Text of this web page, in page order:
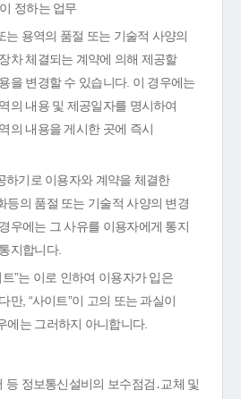
정하는 업무
는 용역의 품절 또는 기술적 사양의
차 체결되는 계약에 의해 제공할
을 변경할 수 있습니다. 이 경우에는
의 내용 및 제공일자를 명시하여
의 내용을 게시한 곳에 즉시
하기로 이용자와 계약을 체결한
등의 품절 또는 기술적 사양의 변경
우에는 그 사유를 이용자에게 통지
지합니다.
”는 이로 인하여 이용자가 입은
만, “사이트”이 고의 또는 과실이
에는 그러하지 아니합니다.
등 정보통신설비의 보수점검․교체 및